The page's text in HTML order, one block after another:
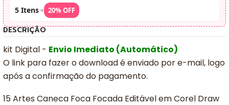
5 Itens➜ 20% OFF
DESCRIÇÃO
kit Digital - Envio Imediato (Automático)
O link para fazer o download é enviado por e-mail, logo
após a confirmação do pagamento.
15 Artes Caneca Foca Focada Editável em Corel Draw